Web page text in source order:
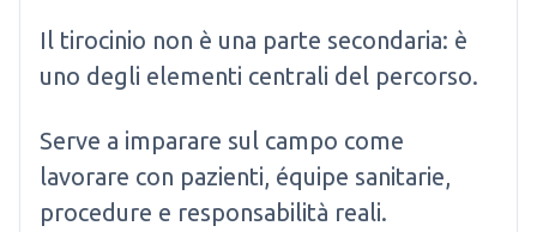
Il tirocinio non è una parte secondaria: è
uno degli elementi centrali del percorso.
Serve a imparare sul campo come
lavorare con pazienti, équipe sanitarie,
procedure e responsabilità reali.